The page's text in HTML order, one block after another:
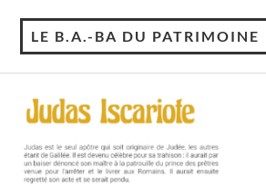
LE B.A.-BA DU PATRIMOINE